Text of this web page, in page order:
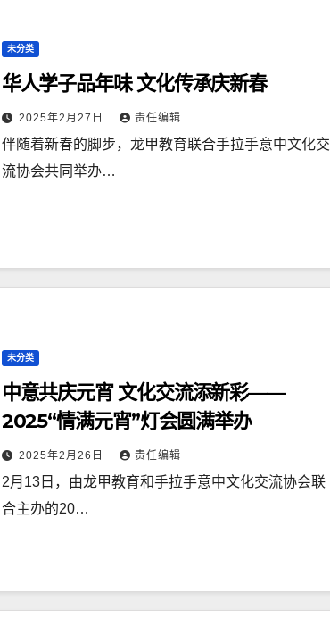
未分类
华人学子品年味 文化传承庆新春
2025年2月27日 责任编辑
伴随着新春的脚步，龙甲教育联合手拉手意中文化交
流协会共同举办…
未分类
中意共庆元宵 文化交流添新彩——
2025“情满元宵”灯会圆满举办
2025年2月26日 责任编辑
2月13日，由龙甲教育和手拉手意中文化交流协会联
合主办的20…